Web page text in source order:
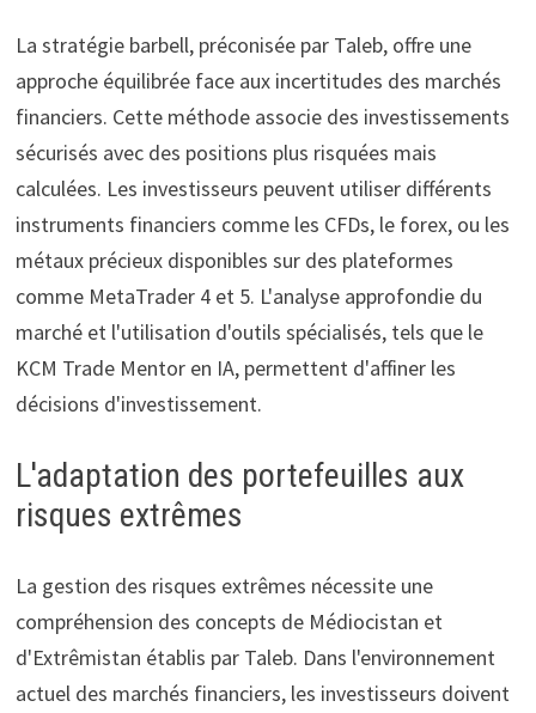
La stratégie barbell, préconisée par Taleb, offre une
approche équilibrée face aux incertitudes des marchés
financiers. Cette méthode associe des investissements
sécurisés avec des positions plus risquées mais
calculées. Les investisseurs peuvent utiliser différents
instruments financiers comme les CFDs, le forex, ou les
métaux précieux disponibles sur des plateformes
comme MetaTrader 4 et 5. L'analyse approfondie du
marché et l'utilisation d'outils spécialisés, tels que le
KCM Trade Mentor en IA, permettent d'affiner les
décisions d'investissement.
L'adaptation des portefeuilles aux
risques extrêmes
La gestion des risques extrêmes nécessite une
compréhension des concepts de Médiocistan et
d'Extrêmistan établis par Taleb. Dans l'environnement
actuel des marchés financiers, les investisseurs doivent